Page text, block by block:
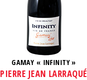
GAMAY « INFINITY »
PIERRE JEAN LARRAQUÉ